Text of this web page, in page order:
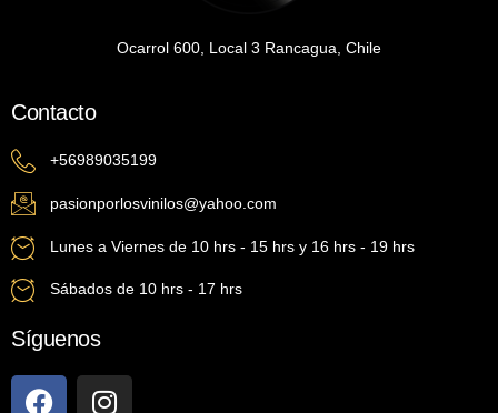
Ocarrol 600, Local 3 Rancagua, Chile
Contacto
+56989035199
pasionporlosvinilos@yahoo.com
Lunes a Viernes de 10 hrs - 15 hrs y 16 hrs - 19 hrs
Sábados de 10 hrs - 17 hrs
Síguenos